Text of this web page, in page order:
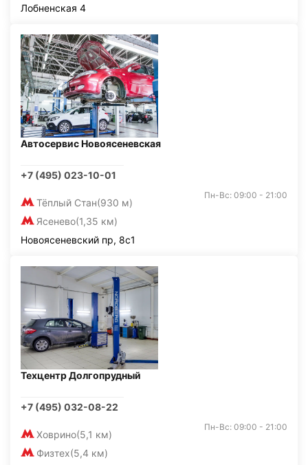
Лобненская 4
Автосервис Новоясеневская
+7 (495) 023-10-01
Тёплый Стан(930 м)
Ясенево(1,35 км)
Пн-Вс: 09:00 - 21:00
Новоясеневский пр, 8с1
Техцентр Долгопрудный
+7 (495) 032-08-22
Ховрино(5,1 км)
Физтех(5,4 км)
Пн-Вс: 09:00 - 21:00